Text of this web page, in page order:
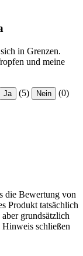
in Grenzen.
und meine
Ja (5) Nein (0)
die Bewertung von
Produkt tatsächlich
grundsätzlich
Hinweis schließen